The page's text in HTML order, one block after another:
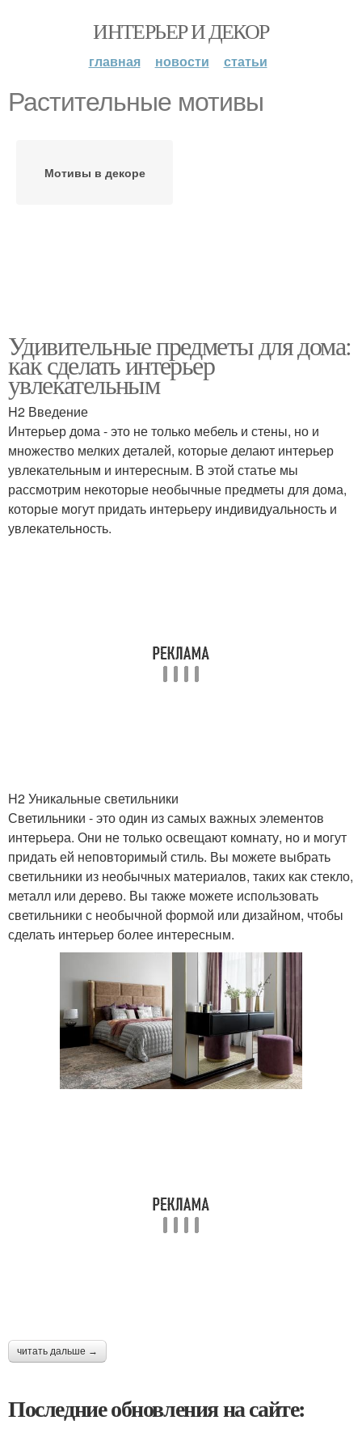
ИНТЕРЬЕР И ДЕКОР
главная новости статьи
Растительные мотивы
Мотивы в декоре
Удивительные предметы для дома:
как сделать интерьер
увлекательным
H2 Введение
Интерьер дома - это не только мебель и стены, но и
множество мелких деталей, которые делают интерьер
увлекательным и интересным. В этой статье мы
рассмотрим некоторые необычные предметы для дома,
которые могут придать интерьеру индивидуальность и
увлекательность.
H2 Уникальные светильники
Светильники - это один из самых важных элементов
интерьера. Они не только освещают комнату, но и могут
придать ей неповторимый стиль. Вы можете выбрать
светильники из необычных материалов, таких как стекло,
металл или дерево. Вы также можете использовать
светильники с необычной формой или дизайном, чтобы
сделать интерьер более интересным.
читать дальше →
Последние обновления на сайте: